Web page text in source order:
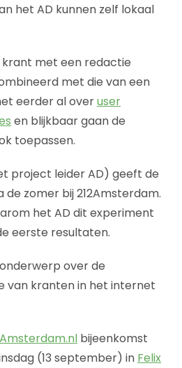
het AD kunnen zelf lokaal
krant met een redactie
met die van een
eerder al overuser
en blijkbaar gaan de
toepassen.
project leider AD) geeft de
zomer bij 212Amsterdam.
het AD dit experiment
eerste resultaten.
over de
van kranten in het internet
bijeenkomst
(13 september) in Felix